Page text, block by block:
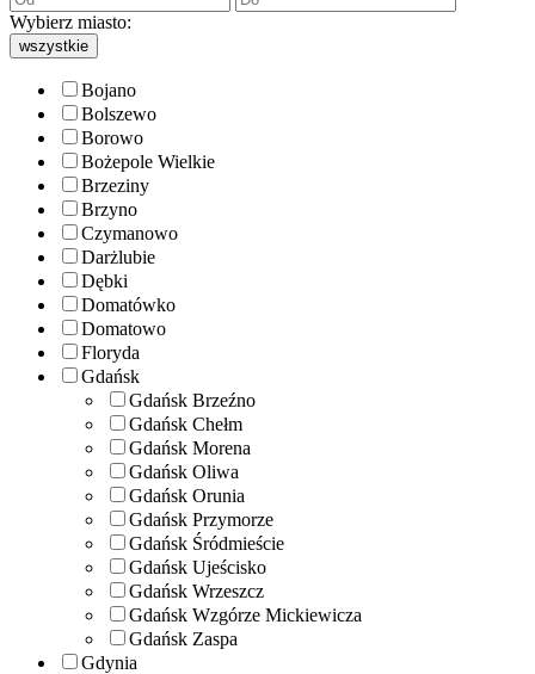
Wybierz miasto:
wszystkie
Bojano
Bolszewo
Borowo
Bożepole Wielkie
Brzeziny
Brzyno
Czymanowo
Darżlubie
Dębki
Domatówko
Domatowo
Floryda
Gdańsk
Gdańsk Brzeźno
Gdańsk Chełm
Gdańsk Morena
Gdańsk Oliwa
Gdańsk Orunia
Gdańsk Przymorze
Gdańsk Śródmieście
Gdańsk Ujeścisko
Gdańsk Wrzeszcz
Gdańsk Wzgórze Mickiewicza
Gdańsk Zaspa
Gdynia